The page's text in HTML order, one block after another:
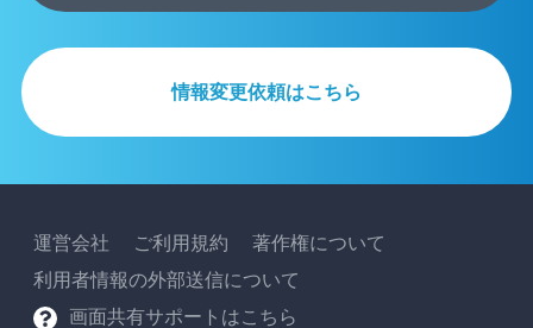
情報変更依頼はこちら
運営会社 ご利用規約
著作権について
利用者情報の外部送信について
画面共有サポートはこちら